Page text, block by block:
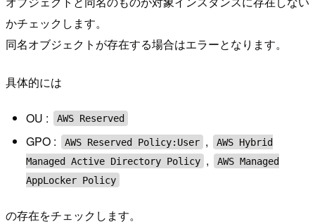
かチェックします。
同名オブジェクトが存在する場合はエラーとなります。
具体的には
OU : AWS Reserved
GPO : AWS Reserved Policy:User ,
AWS Hybrid
Managed Active Directory Policy ,
AWS Managed
AppLocker Policy
の存在をチェックします。